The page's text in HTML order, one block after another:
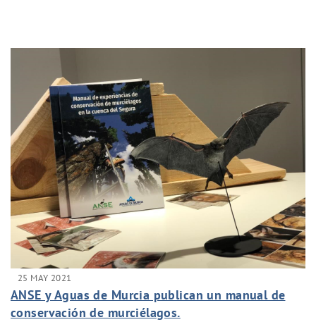
25 MAY 2021
ANSE y Aguas de Murcia publican un manual de
conservación de murciélagos.